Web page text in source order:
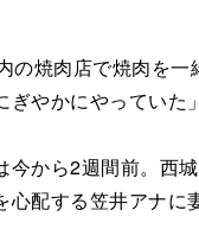
焼肉店で焼肉を
やかにやっていた
から2週間前。西
配する笠井アナに